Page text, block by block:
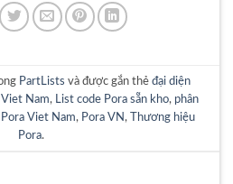
PartLists và được gắn thẻ đại diện
Nam, List code Pora sẵn kho, phân
Pora Viet Nam, Pora VN ,
Thương hiệu
Pora.